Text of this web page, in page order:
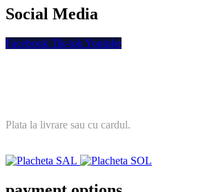
Social Media
Facebook Tik-tokYoutube
Plata la livrare sau cu cardul.